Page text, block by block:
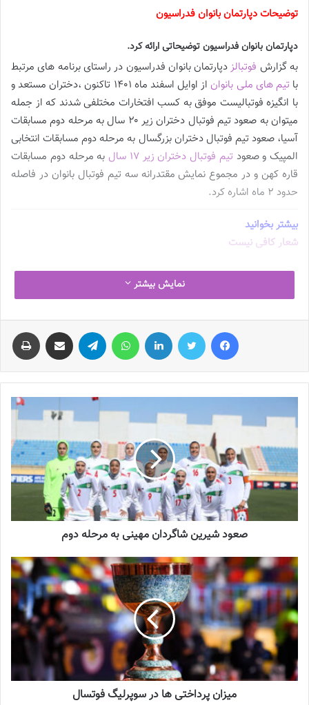
توضیحات دپارتمان بانوان فدراسیون
دپارتمان بانوان فدراسیون توضیحاتی ارائه کرد.
به گزارش فوتبالزدپارتمان بانوان فدراسیون در راستای برنامه های مرتبط
باتیم های ملی بانوان
از اوایل اسفند ماه ۱۴۰۱ تاکنون ،دختران مستعد و
با انگیزه فوتبالیست موفق به کسب افتخارات مختلفی شدند که از جمله
میتوان به صعود تیم فوتبال دختران زیر ۲۰ سال به مرحله دوم مسابقات
آسیا، صعود تیم فوتبال دختران بزرگسال به مرحله دوم مسابقات انتخابی
المپیک و صعود تیم فوتبال دختران زیر ۱۷ سال
به مرحله دوم مسابقات
قاره کهن و در مجموع نمایش مقتدرانه سه تیم فوتبال بانوان در فاصله
حدود ۲ ماه اشاره کرد.
بیشتر بخوانید
شعار کافی نیست
نکته قابل تامل اینکه پس از کسب هر موفقیت و صعود،متاسفانه برخی
مطالب غیر واقع در جهت تخریب مسیر رو به رشد فعلی منتشر می شود
که خوشبختانه با تلاش دسته جمعی کادر فنی و بازیکنان شایسته تیم ها
خللی در عزم راسخ اعضا حاصل نخواهد کرد.
مع هذا؛با تاکید بر اینکه ملی پوشان خانم ایران زمین همواره به دنبال
موفقیت بیشتر بوده اند،بر ادامه مسیر، وفق نقشه راه ترسیم شده و
تداوم کوشش و تلاش بیشتر جهت رسیدن به افتخارات افزون تاکید می
💻منبع:فدراسیون فوتبال◾️عکس :مهر
◾️با فوتبالز همراه شوید◾️فوتبالز را در اینستاگرام دنبال
کنید◾️
footballs.women@
نوشته های مشابه
چالش هاى ليست جدید تيم ملى فوتبال
زنان
2023-06-14
تازه‌ترین خبرها از درمان ۲ ملی‌پوش فوتبال
زنان
2023-12-24
دعوت آزمون از 30 بازیکن به اردوی تیم ملی
نمایش بیشتر
صعود شیرین شاگردان مهینی به مرحله دوم
میزان پرداختی ها در سوپرلیگ فوتسال